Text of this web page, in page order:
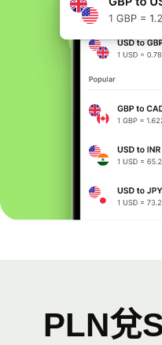
PLN兌